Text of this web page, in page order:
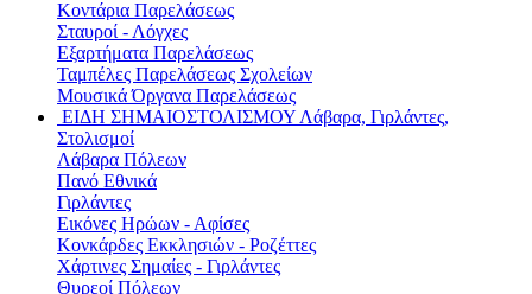
Κοντάρια Παρελάσεως
Σταυροί - Λόγχες
Εξαρτήματα Παρελάσεως
Ταμπέλες Παρελάσεως Σχολείων
Μουσικά Όργανα Παρελάσεως
ΕΙΔΗ ΣΗΜΑΙΟΣΤΟΛΙΣΜΟΥ Λάβαρα, Γιρλάντες,
Στολισμοί
Λάβαρα Πόλεων
Πανό Εθνικά
Γιρλάντες
Εικόνες Ηρώων - Αφίσες
Κονκάρδες Εκκλησιών - Ροζέττες
Χάρτινες Σημαίες - Γιρλάντες
Θυρεοί Πόλεων